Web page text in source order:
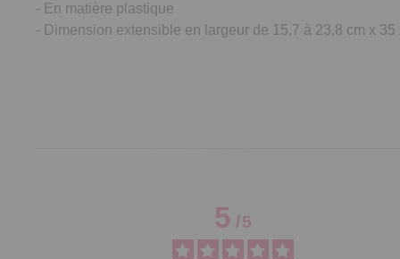
- En matière plastique
- Dimension extensible en largeur de 15,7 à 23,8 cm x 35
5/5